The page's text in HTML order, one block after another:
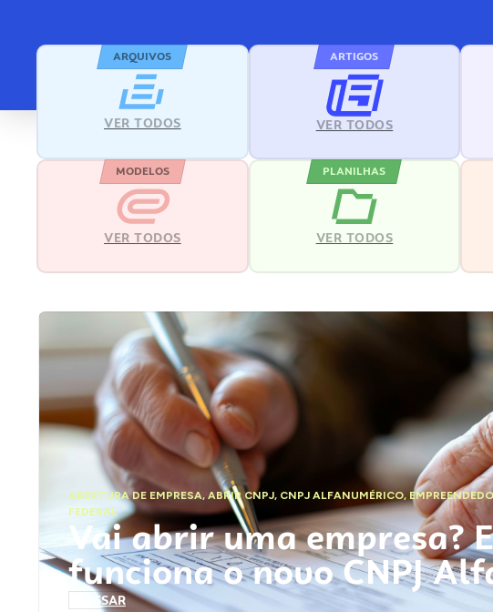
ARQUIVOS
VER TODOS
ARTIGOS
VER TODOS
MODELOS
VER TODOS
PLANILHAS
VER TODOS
ABERTURA DE EMPRESA,ABRIR CNPJ, CNPJ ALFANUMÉRICO,
FEDERAL
Vai abrir uma empresa?
funciona o novo CNPJ
ACESSAR